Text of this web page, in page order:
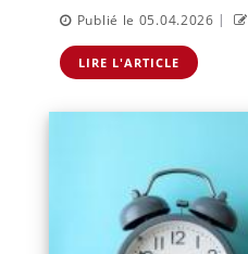
Publié le 05.04.2026 |
LIRE L'ARTICLE